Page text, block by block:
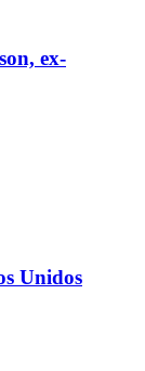
ex-
Unidos